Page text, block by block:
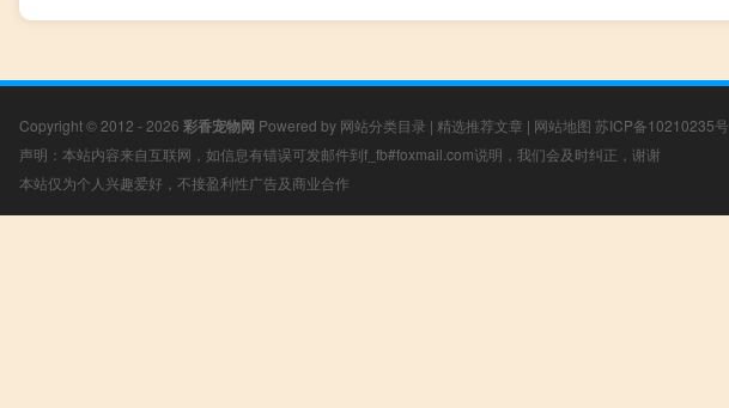
Copyright © 2012 - 2026 彩香宠物网 Powered by 网站分类目录 | 精选推荐文章 | 网站地图 苏ICP备10210235号
声明：本站内容来自互联网，如信息有错误可发邮件到f_fb#foxmail.com说明，我们会及时纠正，谢谢
本站仅为个人兴趣爱好，不接盈利性广告及商业合作